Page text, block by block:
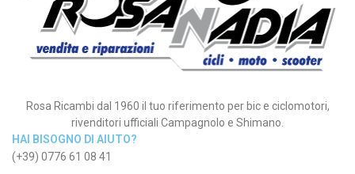
Rosa Ricambi dal 1960 il tuo riferimento per bic e ciclomotori,
rivenditori ufficiali Campagnolo e Shimano.
HAI BISOGNO DI AIUTO?
(+39) 0776 61 08 41